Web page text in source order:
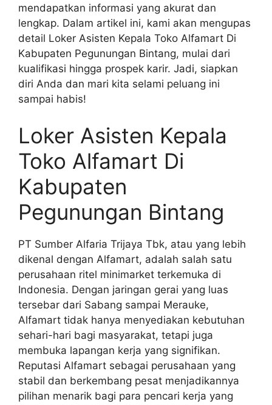
mendapatkan informasi yang akurat dan
lengkap. Dalam artikel ini, kami akan mengupas
detail Loker Asisten Kepala Toko Alfamart Di
Kabupaten Pegunungan Bintang, mulai dari
kualifikasi hingga prospek karir. Jadi, siapkan
diri Anda dan mari kita selami peluang ini
sampai habis!
Loker Asisten Kepala
Toko Alfamart Di
Kabupaten
Pegunungan Bintang
PT Sumber Alfaria Trijaya Tbk, atau yang lebih
dikenal dengan Alfamart, adalah salah satu
perusahaan ritel minimarket terkemuka di
Indonesia. Dengan jaringan gerai yang luas
tersebar dari Sabang sampai Merauke,
Alfamart tidak hanya menyediakan kebutuhan
sehari-hari bagi masyarakat, tetapi juga
membuka lapangan kerja yang signifikan.
Reputasi Alfamart sebagai perusahaan yang
stabil dan berkembang pesat menjadikannya
pilihan menarik bagi para pencari kerja yang